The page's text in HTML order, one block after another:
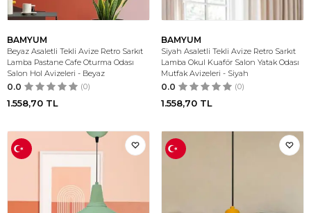
BAMYUM
Beyaz Asaletli Tekli Avize Retro Sarkıt
Lamba Pastane Cafe Oturma Odası
Salon Hol Avizeleri - Beyaz
0.0 (0)
1.558,70 TL
BAMYUM
Siyah Asaletli Tekli Avize Retro Sarkıt
Lamba Okul Kuaför Salon Yatak Odası
Mutfak Avizeleri - Siyah
0.0 (0)
1.558,70 TL